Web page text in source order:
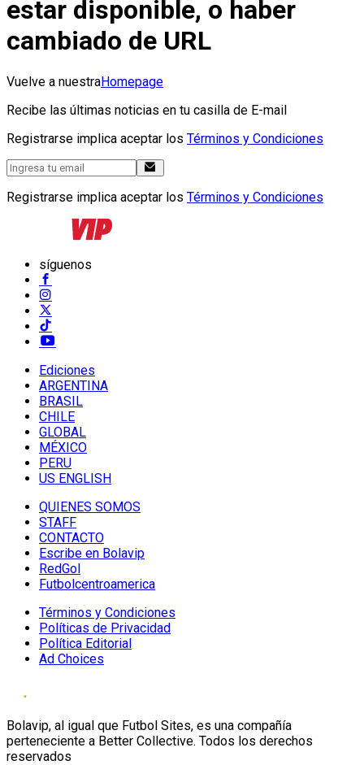
estar disponible, o haber
cambiado de URL
Vuelve a nuestraHomepage
Recibe las últimas noticias en tu casilla de E-mail
Registrarse implica aceptar los Términos y Condiciones
Registrarse implica aceptar los Términos y Condiciones
síguenos
Ediciones
ARGENTINA
BRASIL
CHILE
GLOBAL
MÉXICO
PERU
US ENGLISH
QUIENES SOMOS
STAFF
CONTACTO
Escribe en Bolavip
RedGol
Futbolcentroamerica
Términos y Condiciones
Políticas de Privacidad
Política Editorial
Ad Choices
Bolavip, al igual que Futbol Sites, es una compañía
perteneciente a Better Collective. Todos los derechos
reservados